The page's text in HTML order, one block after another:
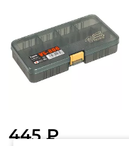
445 ₽